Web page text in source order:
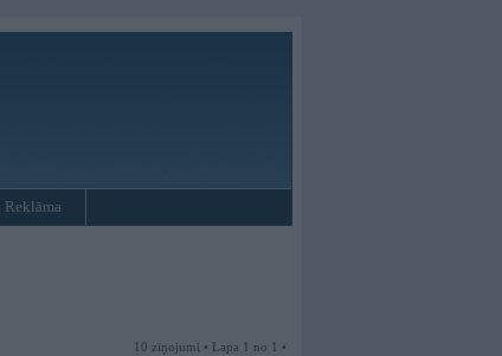
Reklāma
10 ziņojumi • Lapa 1 no 1 •